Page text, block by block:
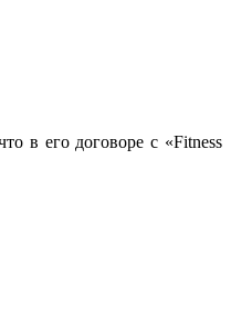
в его договоре с «Fitness